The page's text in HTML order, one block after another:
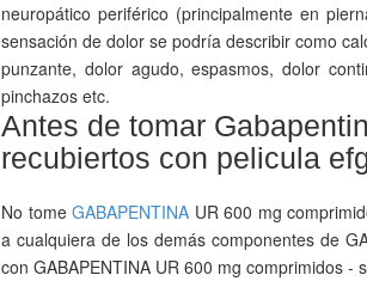
neuropático periférico (principalmente en
sensación de dolor se podría describir como
punzante, dolor agudo, espasmos, dolor
pinchazos etc.
Antes de tomar
recubiertos con pelicula
No tomeGABAPENTINA UR 600 mg
a cualquiera de los demás componentes de
con GABAPENTINA UR 600 mg comprimidos